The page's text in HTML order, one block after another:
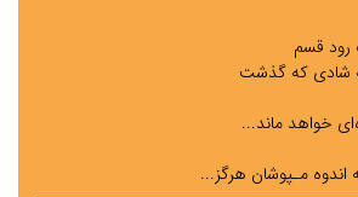
رود قسم
شادی که گذشت
خواهد ماند...
مـپوشان هرگز...